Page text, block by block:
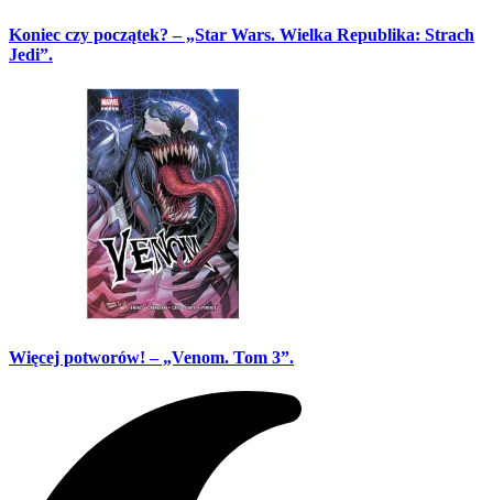
Koniec czy początek? – „Star Wars. Wielka Republika: Strach
Jedi”.
Więcej potworów! – „Venom. Tom 3”.